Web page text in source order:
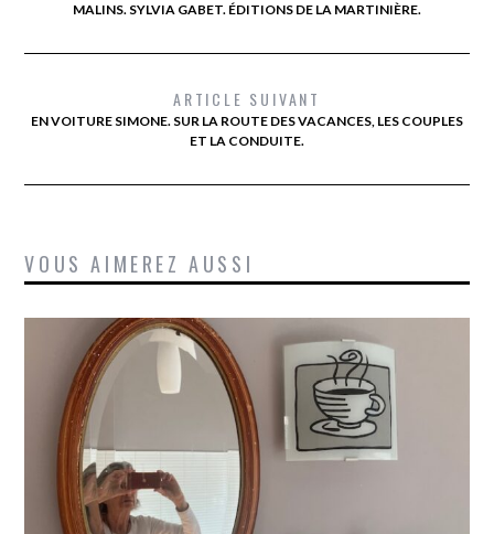
MALINS. SYLVIA GABET. ÉDITIONS DE LA MARTINIÈRE.
ARTICLE SUIVANT
EN VOITURE SIMONE. SUR LA ROUTE DES VACANCES, LES COUPLES
ET LA CONDUITE.
VOUS AIMEREZ AUSSI